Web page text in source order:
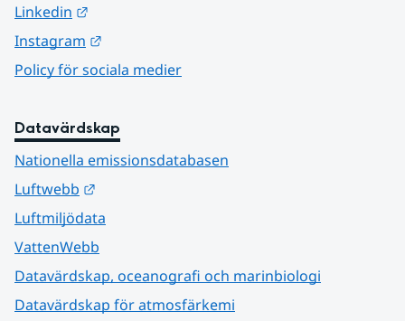
Linkedin
Instagram
Policy för sociala medier
Datavärdskap
Nationella emissionsdatabasen
Luftwebb
Luftmiljödata
VattenWebb
Datavärdskap, oceanografi och marinbiologi
Datavärdskap för atmosfärkemi